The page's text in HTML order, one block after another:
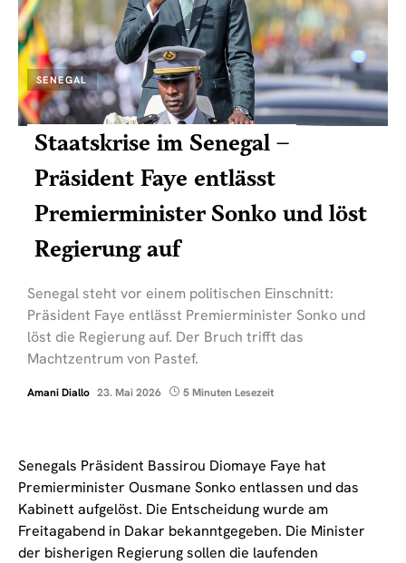
SENEGAL
Staatskrise im Senegal –
Präsident Faye entlässt
Premierminister Sonko und löst
Regierung auf
Senegal steht vor einem politischen Einschnitt:
Präsident Faye entlässt Premierminister Sonko und
löst die Regierung auf. Der Bruch trifft das
Machtzentrum von Pastef.
Amani Diallo 23. Mai 2026 5 Minuten Lesezeit
Senegals Präsident Bassirou Diomaye Faye hat
Premierminister Ousmane Sonko entlassen und das
Kabinett aufgelöst. Die Entscheidung wurde am
Freitagabend in Dakar bekanntgegeben. Die Minister
der bisherigen Regierung sollen die laufenden